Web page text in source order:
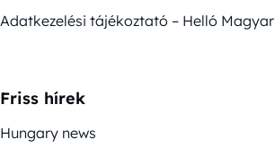
Adatkezelési tájékoztató – Helló Magyar
Friss hírek
Hungary news